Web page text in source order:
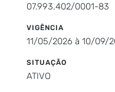
07.993.402/0001-83
VIGÊNCIA
11/05/2026 à 10/09/
SITUAÇÃO
ATIVO